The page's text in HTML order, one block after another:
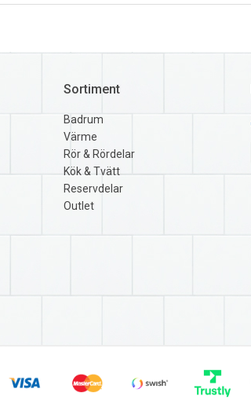
Sortiment
Badrum
Värme
Rör & Rördelar
Kök & Tvätt
Reservdelar
Outlet